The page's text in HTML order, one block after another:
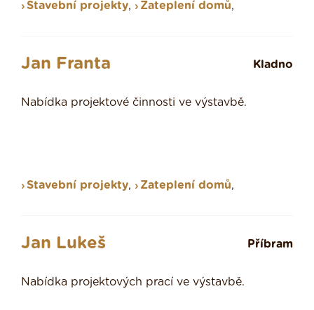
Stavební projekty, Zateplení domů,
Jan Franta Kladno
Nabídka projektové činnosti ve výstavbě.
Stavební projekty, Zateplení domů,
Jan Lukeš Příbram
Nabídka projektových prací ve výstavbě.